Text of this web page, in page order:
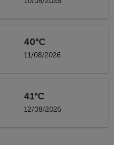
40°C
11/08/2026
41°C
12/08/2026